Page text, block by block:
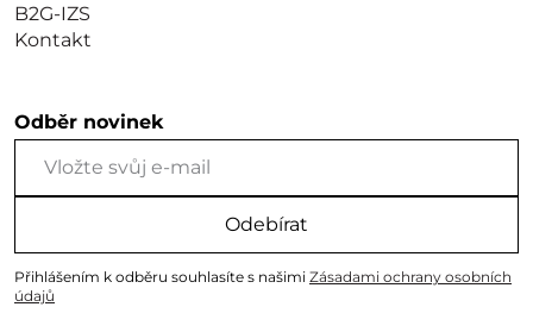
B2G-IZS
Kontakt
Odběr novinek
Odebírat
Přihlášením k odběru souhlasíte s našimi Zásadami ochrany osobních
údajů